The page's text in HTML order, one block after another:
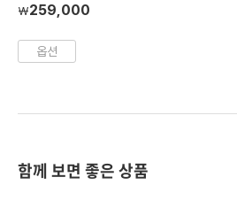
₩259,000
옵션
함께 보면 좋은 상품